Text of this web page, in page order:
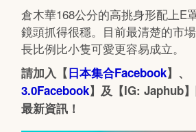
倉木華168公分的高挑身形配上E
鏡頭抓得很穩。目前最清楚的市
長比例比小隻可愛更容易成立。
請加入【日本集合Facebook】、
3.0Facebook】及【IG: Japhub
最新資訊！